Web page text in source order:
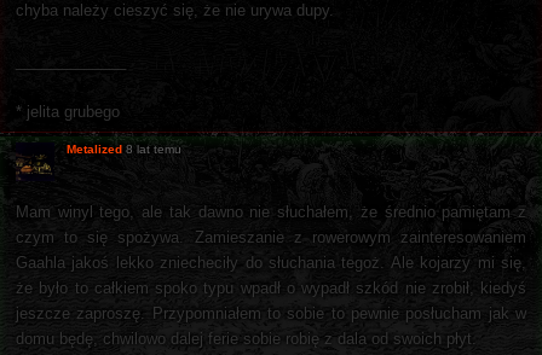
chyba należy cieszyć się, że nie urywa dupy.
* jelita grubego
Metalized 8 lat temu
Mam winyl tego, ale tak dawno nie słuchałem, że średnio pamiętam z
czym to się spożywa. Zamieszanie z rowerowym zainteresowaniem
Gaahla jakoś lekko zniecheciły do słuchania tegoż. Ale kojarzy mi się,
że było to całkiem spoko typu wpadł o wypadł szkód nie zrobił, kiedyś
jeszcze zaproszę. Przypomniałem to sobie to pewnie posłucham jak w
domu będę, chwilowo dalej ferie sobie robię z dala od swoich płyt.